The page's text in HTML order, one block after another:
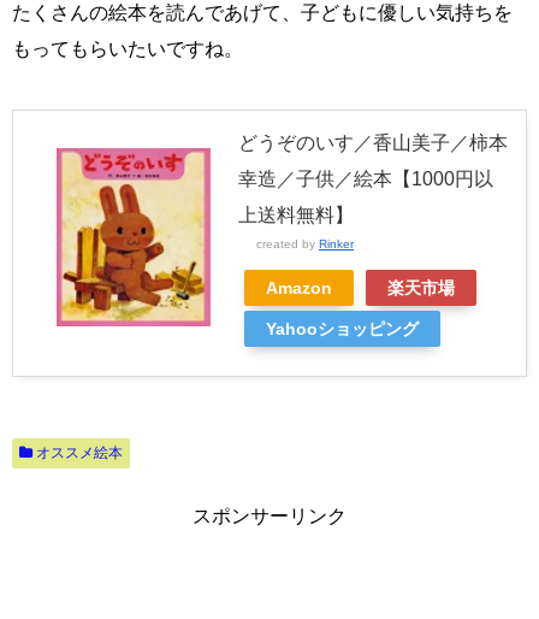
たくさんの絵本を読んであげて、子どもに優しい気持ちを
もってもらいたいですね。
どうぞのいす／香山美子／柿本
幸造／子供／絵本【1000円以
上送料無料】
created by Rinker
Amazon 楽天市場
Yahooショッピング
オススメ絵本
スポンサーリンク